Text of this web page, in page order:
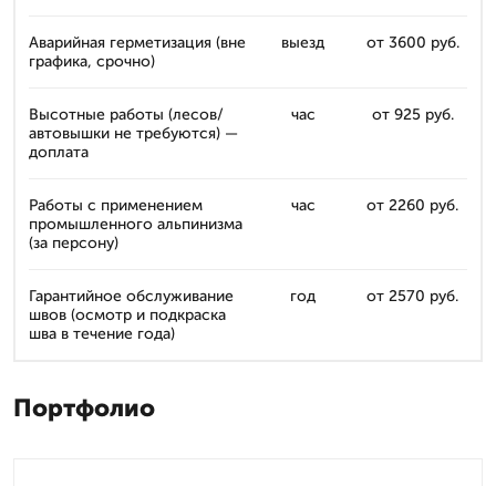
Аварийная герметизация (вне
графика, срочно)
выезд от 3600 руб.
Высотные работы (лесов/
автовышки не требуются) —
доплата
час от 925 руб.
Работы с применением
промышленного альпинизма
(за персону)
час от 2260 руб.
Гарантийное обслуживание
швов (осмотр и подкраска
шва в течение года)
год от 2570 руб.
Портфолио